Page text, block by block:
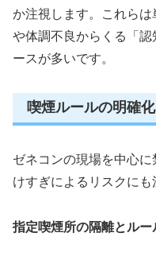
か注視します。これら
や体調不良からくる「
ースが多いです。
喫煙ルールの明確
ゼネコンの現場を中心
けすぎによるリスクにも
指定喫煙所の隔離とルー